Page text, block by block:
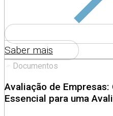
Saber mais
Avaliação de Empresas:
Essencial para uma